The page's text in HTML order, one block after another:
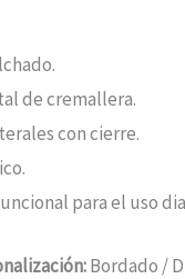
de cremallera.
con cierre.
para el uso
Bordado /